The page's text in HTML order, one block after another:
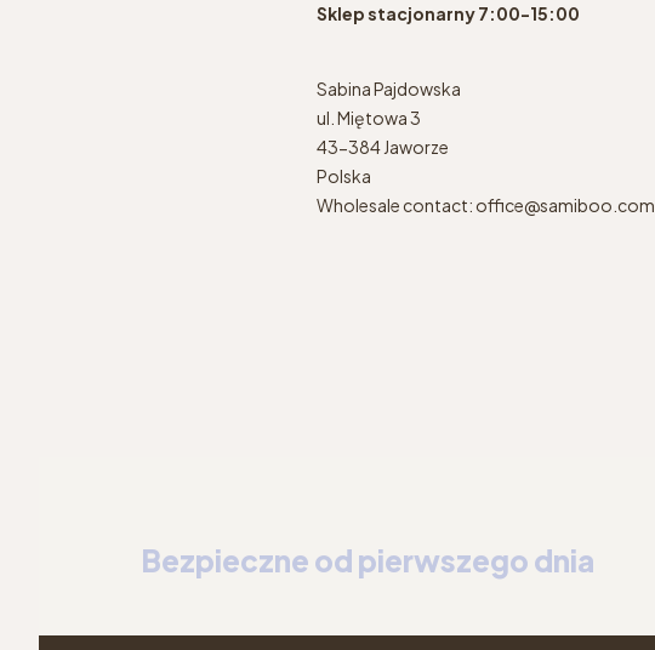
Sklep stacjonarny 7:00-15:00
Sabina Pajdowska
ul. Miętowa 3
43-384 Jaworze
Polska
Wholesale contact: office@samiboo.com
Bezpieczne od pierwszego dnia